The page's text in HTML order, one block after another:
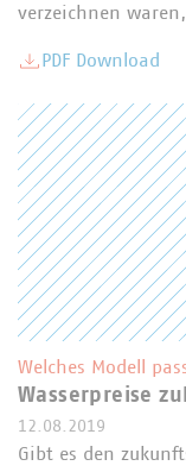
verzeichnen
PDF Download
Welches Modell
Wasserpreise
12.08.2019
Gibt es den